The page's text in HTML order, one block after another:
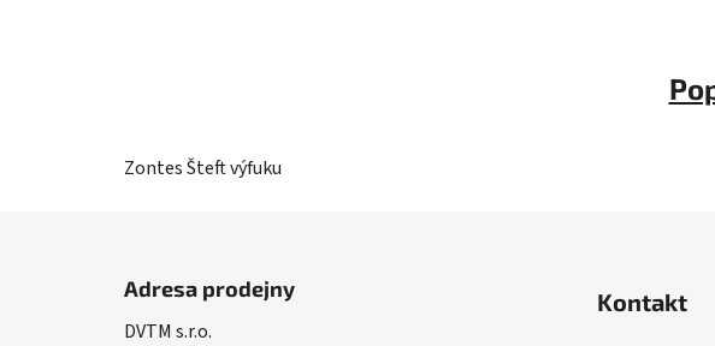
Zontes Šteft výfuku
Adresa prodejny
DVTM s.r.o.
Kontakt